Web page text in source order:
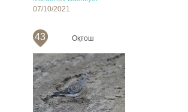
07/10/2021
43 Оқтош